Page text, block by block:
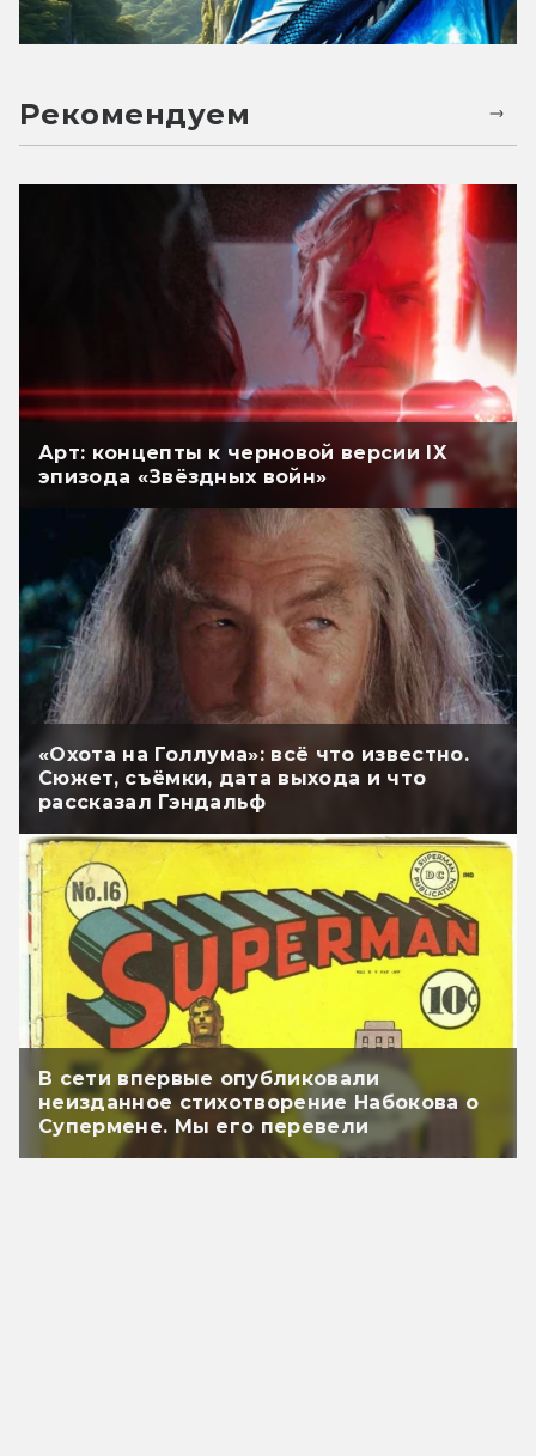
Рекомендуем
Арт: концепты к черновой версии IX
эпизода «Звёздных войн»
«Охота на Голлума»: всё что известно.
Сюжет, съёмки, дата выхода и что
рассказал Гэндальф
В сети впервые опубликовали
неизданное стихотворение Набокова о
Супермене. Мы его перевели